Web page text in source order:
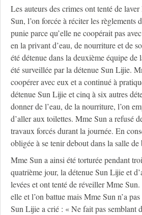
Les auteurs des crimes ont tenté de
Sun, l’on forcée à réciter les règlements
punie parce qu’elle ne coopérait pas
en la privant d’eau, de nourriture et de
été détenue dans la deuxième équipe de
été surveillée par la détenue Sun Lijie.
coopérer avec eux et a continué à
détenue Sun Lijie et cinq à six autres
donner de l’eau, de la nourriture, l’on
d’aller aux toilettes. Mme Sun a refusé
travaux forcés durant la journée. En
obligée à se tenir debout dans la salle
Mme Sun a ainsi été torturée pendant
quatrième jour, la détenue Sun Lijie et
levées et ont tenté de réveiller Mme
elle et l’on battue mais Mme Sun n’a
Sun Lijie a crié : « Ne fait pas semblant